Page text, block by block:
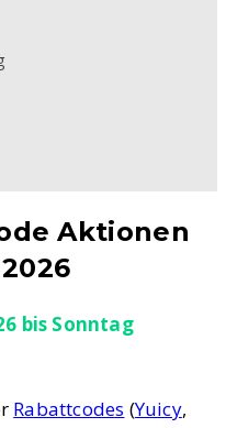
Aktionen
bis Sonntag
Rabattcodes (Yuicy,